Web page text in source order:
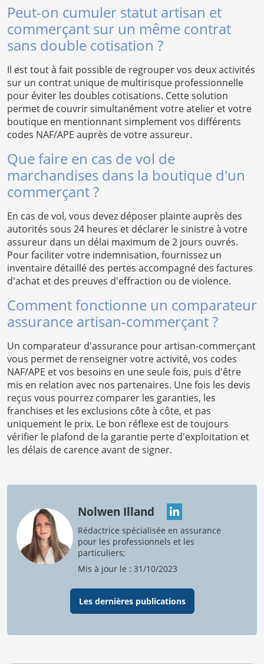
Peut-on cumuler statut artisan et
commerçant sur un même contrat
sans double cotisation ?
Il est tout à fait possible de regrouper vos deux activités
sur un contrat unique de multirisque professionnelle
pour éviter les doubles cotisations. Cette solution
permet de couvrir simultanément votre atelier et votre
boutique en mentionnant simplement vos différents
codes NAF/APE auprès de votre assureur.
Que faire en cas de vol de
marchandises dans la boutique d'un
commerçant ?
En cas de vol, vous devez déposer plainte auprès des
autorités sous 24 heures et déclarer le sinistre à votre
assureur dans un délai maximum de 2 jours ouvrés.
Pour faciliter votre indemnisation, fournissez un
inventaire détaillé des pertes accompagné des factures
d'achat et des preuves d'effraction ou de violence.
Comment fonctionne un comparateur
assurance artisan-commerçant ?
Un comparateur d'assurance pour artisan-commerçant
vous permet de renseigner votre activité, vos codes
NAF/APE et vos besoins en une seule fois, puis d'être
mis en relation avec nos partenaires. Une fois les devis
reçus vous pourrez comparer les garanties, les
franchises et les exclusions côte à côte, et pas
uniquement le prix. Le bon réflexe est de toujours
vérifier le plafond de la garantie perte d'exploitation et
les délais de carence avant de signer.
Nolwen Illand
Rédactrice spécialisée en assurance
pour les professionnels et les
particuliers;
Mis à jour le : 31/10/2023
Les dernières publications